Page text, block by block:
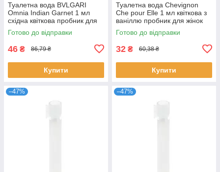
Туалетна вода BVLGARI
Omnia Indian Garnet 1 мл
східна квіткова пробник для
жінок розпив парфумів
Булгарі
Готово до відправки
46 ₴ 86,79 ₴
Купити
Туалетна вода Chevignon
Che pour Elle 1 мл квіткова з
ваніллю пробник для жінок
розпив парфумів Шевіньйон
Готово до відправки
32 ₴ 60,38 ₴
Купити
–47% –47%